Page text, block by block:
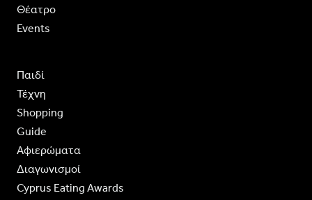
Θέατρο
Events
Παιδί
Τέχνη
Shopping
Guide
Aφιερώματα
Διαγωνισμοί
Cyprus Eating Awards